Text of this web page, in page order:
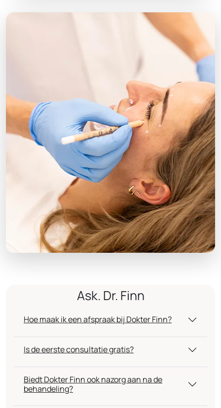
Ask. Dr. Finn
Hoe maak ik een afspraak bij Dokter Finn?
Is de eerste consultatie gratis?
Biedt Dokter Finn ook nazorg aan na de
behandeling?